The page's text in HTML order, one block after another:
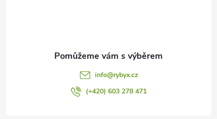
info@rybyx.cz
(+420) 603 278 471